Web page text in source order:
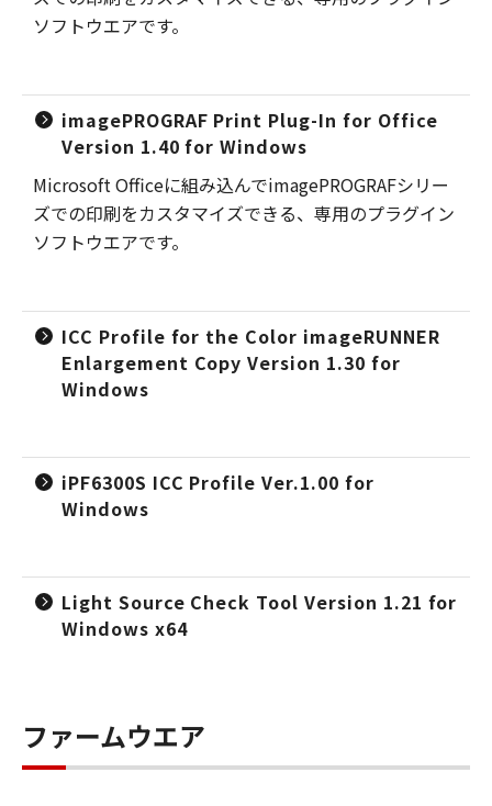
ソフトウエアです。
imagePROGRAF Print Plug-In for Office
Version 1.40 for Windows
Microsoft Officeに組み込んでimagePROGRAFシリー
ズでの印刷をカスタマイズできる、専用のプラグイン
ソフトウエアです。
ICC Profile for the Color imageRUNNER
Enlargement Copy Version 1.30 for
Windows
iPF6300S ICC Profile Ver.1.00 for
Windows
Light Source Check Tool Version 1.21 for
Windows x64
ファームウエア